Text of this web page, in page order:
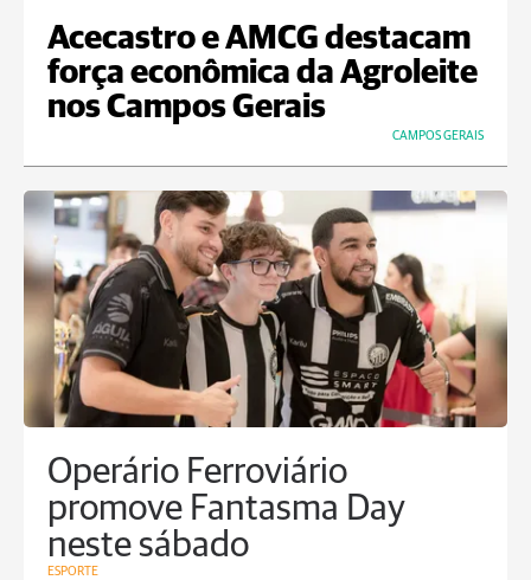
Acecastro e AMCG destacam
força econômica da Agroleite
nos Campos Gerais
CAMPOS GERAIS
Operário Ferroviário
promove Fantasma Day
neste sábado
ESPORTE